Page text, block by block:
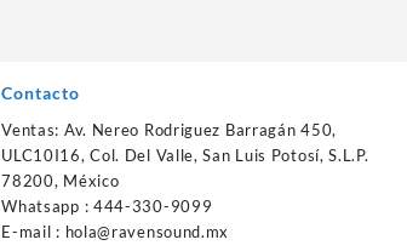
Contacto
Ventas: Av. Nereo Rodriguez Barragán 450,
ULC10I16, Col. Del Valle, San Luis Potosí, S.L.P.
78200, México
Whatsapp : 444-330-9099
E-mail : hola@ravensound.mx